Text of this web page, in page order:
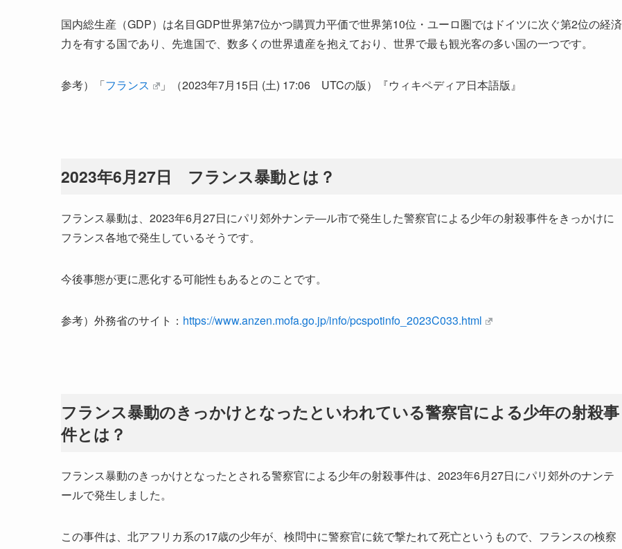
国内総生産（GDP）は名目GDP世界第7位かつ購買力平価で世界第10位・ユーロ圏ではドイツに次ぐ第2位の経済
力を有する国であり、先進国で、数多くの世界遺産を抱えており、世界で最も観光客の多い国の一つです。
参考）「フランス 」（2023年7月15日 (土) 17:06 UTCの版）『ウィキペディア日本語版』
2023年6月27日 フランス暴動とは？
フランス暴動は、2023年6月27日にパリ郊外ナンテ―ル市で発生した警察官による少年の射殺事件をきっかけに
フランス各地で発生しているそうです。
今後事態が更に悪化する可能性もあるとのことです。
参考）外務省のサイト： https://www.anzen.mofa.go.jp/info/pcspotinfo_2023C033.html
フランス暴動のきっかけとなったといわれている警察官による少年の射殺事
件とは？
フランス暴動のきっかけとなったとされる警察官による少年の射殺事件は、2023年6月27日にパリ郊外のナンテ
ールで発生しました。
この事件は、北アフリカ系の17歳の少年が、検問中に警察官に銃で撃たれて死亡というもので、フランスの検察